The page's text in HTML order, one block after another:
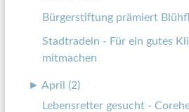
Bürgerstiftung prämiert
Stadtradeln - Für ein gutes
mitmachen
► April (2)
Lebensretter gesucht -